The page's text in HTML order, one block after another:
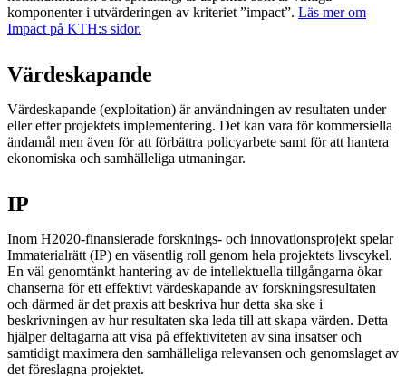
komponenter i utvärderingen av kriteriet ”impact”. Läs mer om
Impact på KTH:s sidor.
Värdeskapande
Värdeskapande (exploitation) är användningen av resultaten under
eller efter projektets implementering. Det kan vara för kommersiella
ändamål men även för att förbättra policyarbete samt för att hantera
ekonomiska och samhälleliga utmaningar.
IP
Inom H2020-finansierade forsknings- och innovationsprojekt spelar
Immaterialrätt (IP) en väsentlig roll genom hela projektets livscykel.
En väl genomtänkt hantering av de intellektuella tillgångarna ökar
chanserna för ett effektivt värdeskapande av forskningsresultaten
och därmed är det praxis att beskriva hur detta ska ske i
beskrivningen av hur resultaten ska leda till att skapa värden. Detta
hjälper deltagarna att visa på effektiviteten av sina insatser och
samtidigt maximera den samhälleliga relevansen och genomslaget av
det föreslagna projektet.